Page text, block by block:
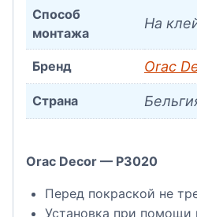
Способ
монтажа
На
Бренд Orac
Страна
Orac Decor — P3020
Перед покраской не
Установка при помощи